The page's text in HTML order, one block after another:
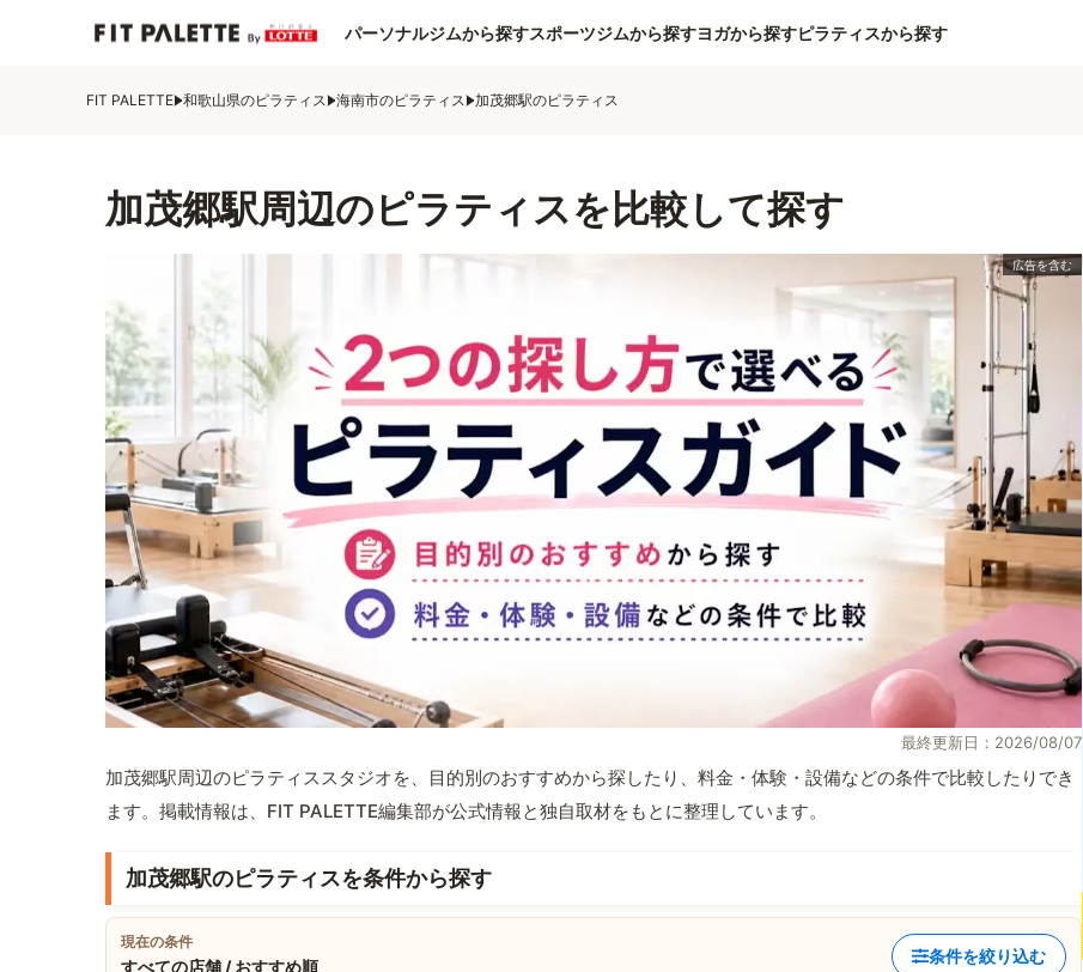
パーソナルジムから探すスポーツジムから探すヨガから探すピラティスから探す
FIT PALETTE 和歌山県のピラティス 海南市のピラティス 加茂郷駅のピラティス
加茂郷駅周辺のピラティスを比較して探す
最終更新日：2026/08/07
加茂郷駅周辺のピラティススタジオを、目的別のおすすめから探したり、料金・体験・設備などの条件で比較したりでき
ます。掲載情報は、FIT PALETTE編集部が公式情報と独自取材をもとに整理しています。
加茂郷駅のピラティスを条件から探す
現在の条件
すべての店舗 / おすすめ順
条件を絞り込む